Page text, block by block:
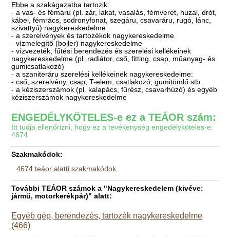
Ebbe a szakágazatba tartozik:
- a vas- és fémáru (pl. zár, lakat, vasalás, fémveret, huzal, drót,
kábel, fémrács, sodronyfonat, szegáru, csavaráru, rugó, lánc,
szivattyú) nagykereskedelme
- a szerelvények és tartozékok nagykereskedelme
- vízmelegítő (bojler) nagykereskedelme
- vízvezeték, fűtési berendezés és szerelési kellékeinek
nagykereskedelme (pl. radiátor, cső, fitting, csap, műanyag- és
gumicsatlakozó)
- a szaniteráru szerelési kellékeinek nagykereskedelme:
- cső, szerelvény, csap, T-elem, csatlakozó, gumitömlő stb.
- a kéziszerszámok (pl. kalapács, fűrész, csavarhúzó) és egyéb
kéziszerszámok nagykereskedelme
ENGEDÉLYKÖTELES-e ez a TEÁOR szám:
Itt tudja ellenőrizni, hogy ez a tevékenység engedélyköteles-e:
4674
Szakmakódok:
4674 teáor alatti szakmakódok
További TEÁOR számok a "Nagykereskedelem (kivéve:
jármű, motorkerékpár)" alatt:
Egyéb gép, berendezés, tartozék nagykereskedelme
(466)